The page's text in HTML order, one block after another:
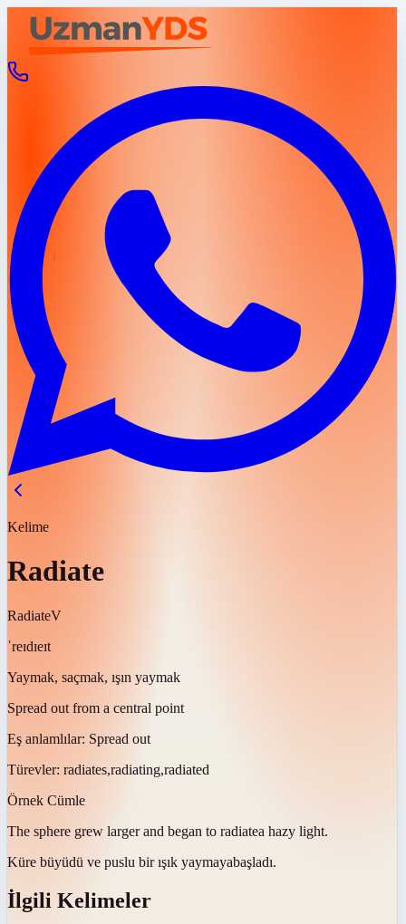
Kelime
Radiate
RadiateV
ˈreɪdɪeɪt
Yaymak, saçmak, ışın yaymak
Spread out from a central point
Eş anlamlılar: Spread out
Türevler: radiates,radiating,radiated
Örnek Cümle
The sphere grew larger and began to radiatea hazy light.
Küre büyüdü ve puslu bir ışık yaymayabaşladı.
İlgili Kelimeler